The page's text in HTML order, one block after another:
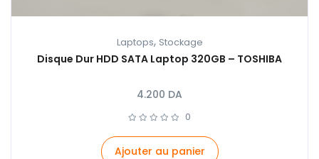
Laptops, Stockage
Disque Dur HDD SATA Laptop 320GB – TOSHIBA
4.200 DA
0
Ajouter au panier